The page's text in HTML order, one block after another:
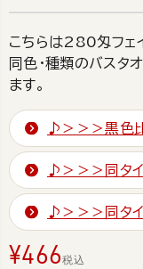
こちらは280匁フェ
同色・種類のバスタ
ます。
♪＞＞＞黒色
♪＞＞＞同タ
♪＞＞＞同タ
¥466税込